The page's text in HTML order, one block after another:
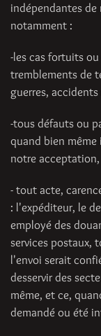
indépendantes
notamment :
-les cas fortuits
tremblements de
guerres,
-tous défauts ou
quand bien
notre acceptation,
- tout acte,
: l'expéditeur, le
employé des
services postaux,
l'envoi serait
desservir des
même, et ce,
demandé ou été